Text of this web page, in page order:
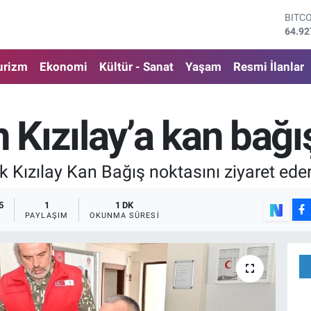
Ekonomi Kültür - Sanat Yaşam Resmi İlanlar
kan
Kan Bağış noktasını ziyaret
1
PAYLAŞIM
1 DK
OKUNMA SÜRESI